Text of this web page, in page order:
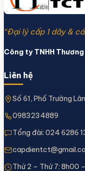
“Đại lý cấp 1 dây &
Công ty TNHH
Liên hệ
Số 61, Phố Trường
0983234889
Tổng đài: 024 6286
Thứ 2 – Thứ 7: 8h00